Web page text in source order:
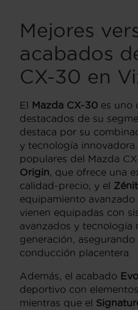
Mejores
acabados
CX-30 en
El Mazda CX-30 es uno
destacados de su
destaca por su
y tecnología
populares del Mazda
Origin, que ofrece una
calidad-precio, y el
equipamiento
vienen equipadas con
avanzados y tecnología
generación,
conducción placentera.
Además, el acabado
deportivo con
mientras que el